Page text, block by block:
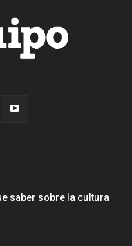
saber sobre la cultura